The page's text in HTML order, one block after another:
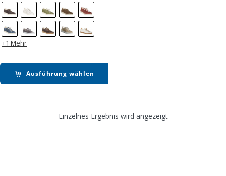
+1 Mehr
Ausführung wählen
Einzelnes Ergebnis wird angezeigt